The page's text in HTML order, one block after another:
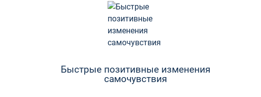
Быстрые позитивные изменения
самочувствия